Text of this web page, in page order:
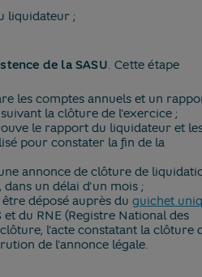
liquidateur ;
de la SASU. Cette étape
les comptes annuels et un
la clôture de l'exercice ;
le rapport du liquidateur et
pour constater la fin de la
annonce de clôture de
un délai d'un mois ;
déposé auprès du guichet
du RNE (Registre National des
l'acte constatant la clôture
de l'annonce légale.